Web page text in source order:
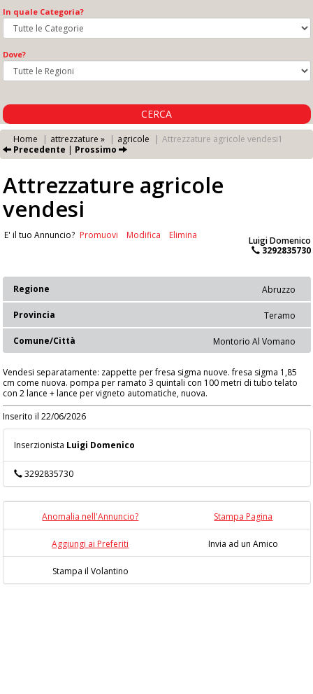
In quale Categoria?
Dove?
CERCA
Home attrezzature » agricole
Attrezzature agricole vendesi1
Precedente | Prossimo
Attrezzature agricole
vendesi
Luigi Domenico
3292835730
E' il tuo Annuncio? Promuovi Modifica Elimina
Abruzzo
Regione
Teramo
Provincia
Montorio Al Vomano
Comune/Città
Vendesi separatamente: zappette per fresa sigma nuove. fresa sigma 1,85
cm come nuova. pompa per ramato 3 quintali con 100 metri di tubo telato
con 2 lance + lance per vigneto automatiche, nuova.
Inserito il 22/06/2026
Inserzionista Luigi Domenico
3292835730
Anomalia nell'Annuncio? Stampa Pagina
Aggiungi ai Preferiti Invia ad un Amico
Stampa il Volantino